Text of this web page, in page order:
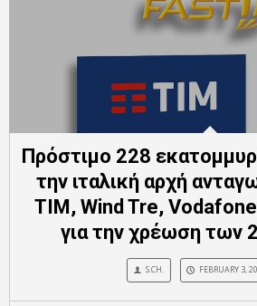
Πρόστιμο 228
την ιταλική αρχή
ΤΙΜ, Wind Tre,
για την χρέωση των
S.CH. FEBRUARY 3,